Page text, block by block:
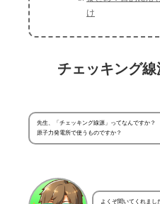
け
チェッキング線
先生、「チェッキング線源」ってなんですか？
原子力発電所で使うものですか？
よくぞ聞いてくれまし